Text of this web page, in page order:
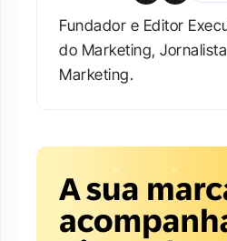
Fundador e Editor
do Marketing,
Marketing.